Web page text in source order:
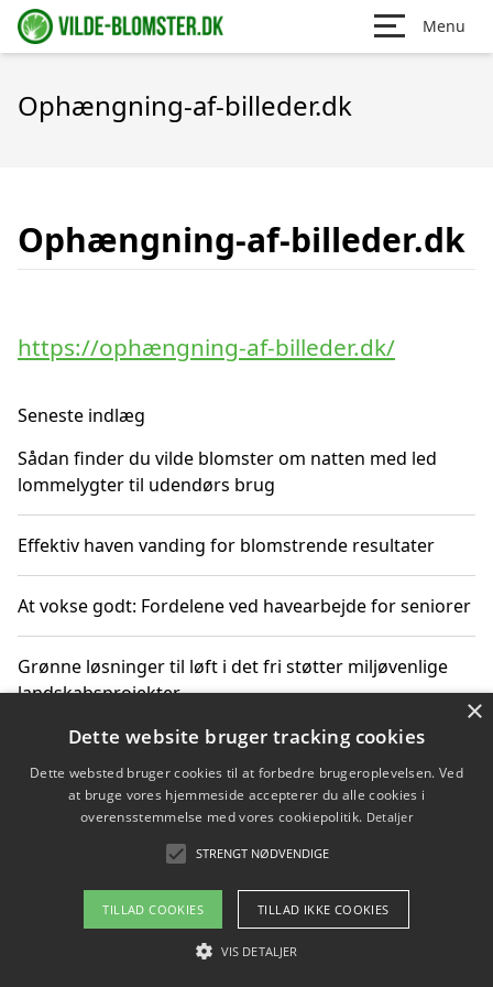
Menu
Ophængning-af-billeder.dk
Ophængning-af-billeder.dk
https://ophængning-af-billeder.dk/
Seneste indlæg
Sådan finder du vilde blomster om natten med led
lommelygter til udendørs brug
Effektiv haven vanding for blomstrende resultater
At vokse godt: Fordelene ved havearbejde for seniorer
Grønne løsninger til løft i det fri støtter miljøvenlige
landskabsprojekter
Gør haven til et frirum for familien og naturen
Copyright 2026 - Pilanto Aps
Om / kontakt
Blog Betingelser
×
Dette website bruger tracking cookies
Dette websted bruger cookies til at forbedre brugeroplevelsen. Ved
at bruge vores hjemmeside accepterer du alle cookies i
overensstemmelse med vores cookiepolitik. Detaljer
STRENGT NØDVENDIGE
TILLAD COOKIES TILLAD IKKE COOKIES
VIS DETALJER